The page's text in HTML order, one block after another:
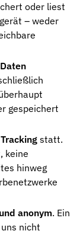
oder liest
– weder
gespeichert
statt.
keine
hinweg
anonym. Ein
nicht